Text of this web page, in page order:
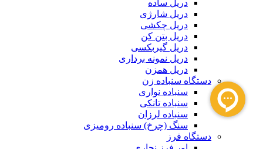
دریل ساده
دریل شارژی
دریل چکشی
دریل بتن کن
دریل گیربکسی
دریل نمونه برداری
دریل همزن
دستگاه سنباده زن
سنباده نواری
سنباده تانکی
سنباده لرزان
سنگ (چرخ) سنباده رومیزی
دستگاه فرز